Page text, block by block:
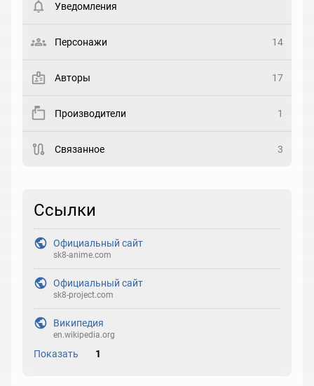
Статус
Рейтинг
Реакция
Уведомления
Персонажи 14
Авторы 17
Производители 1
Связанное 3
Ссылки
Официальный сайт
sk8-anime.com
Официальный сайт
sk8-project.com
Википедия
en.wikipedia.org
Показать 1